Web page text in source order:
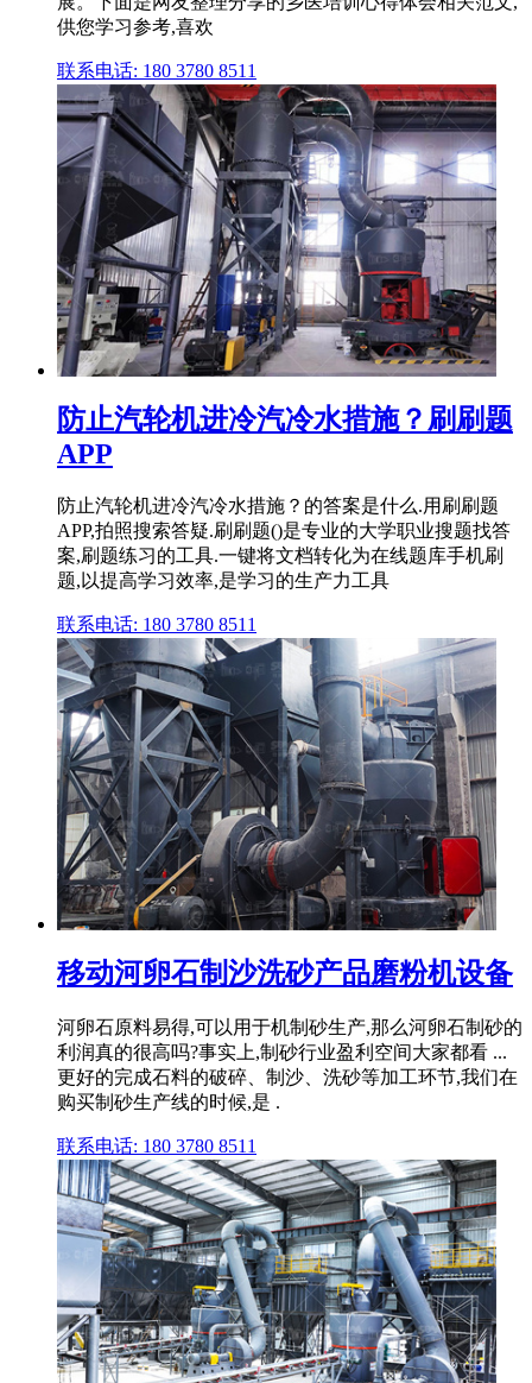
供您学习参考,喜欢
联系电话: 180 3780 8511
防止汽轮机进冷汽冷水措施？刷刷题
APP
防止汽轮机进冷汽冷水措施？的答案是什么.用刷刷题
APP,拍照搜索答疑.刷刷题()是专业的大学职业搜题找答
案,刷题练习的工具.一键将文档转化为在线题库手机刷
题,以提高学习效率,是学习的生产力工具
联系电话: 180 3780 8511
移动河卵石制沙洗砂产品磨粉机设备
河卵石原料易得,可以用于机制砂生产,那么河卵石制砂的
利润真的很高吗?事实上,制砂行业盈利空间大家都看 ...
更好的完成石料的破碎、制沙、洗砂等加工环节,我们在
购买制砂生产线的时候,是 .
联系电话: 180 3780 8511